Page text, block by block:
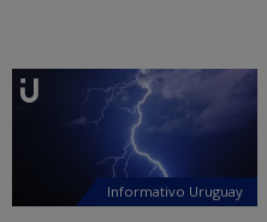
Informativo Uruguay